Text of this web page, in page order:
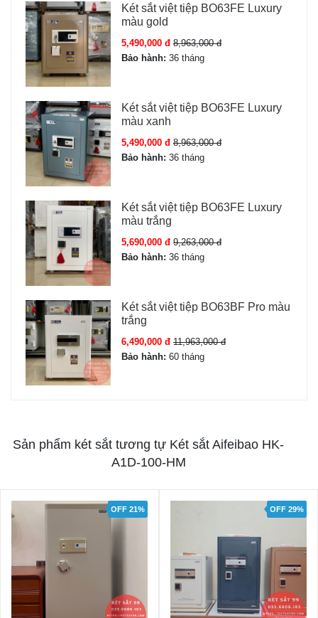
Két sắt việt tiệp BO63FE Luxury
màu gold
5,490,000 đ 8,963,000 đ
Bảo hành: 36 tháng
Két sắt việt tiệp BO63FE Luxury
màu xanh
5,490,000 đ 8,963,000 đ
Bảo hành: 36 tháng
Két sắt việt tiệp BO63FE Luxury
màu trắng
5,690,000 đ 9,263,000 đ
Bảo hành: 36 tháng
Két sắt việt tiệp BO63BF Pro màu
trắng
6,490,000 đ 11,963,000 đ
Bảo hành: 60 tháng
Sản phẩm két sắt tương tự Két sắt Aifeibao HK-
A1D-100-HM
OFF 21% OFF 29%